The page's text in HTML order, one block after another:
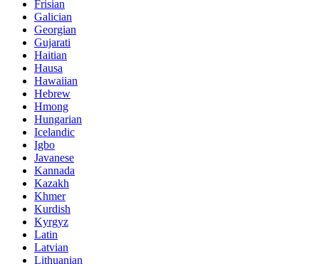
Frisian
Galician
Georgian
Gujarati
Haitian
Hausa
Hawaiian
Hebrew
Hmong
Hungarian
Icelandic
Igbo
Javanese
Kannada
Kazakh
Khmer
Kurdish
Kyrgyz
Latin
Latvian
Lithuanian